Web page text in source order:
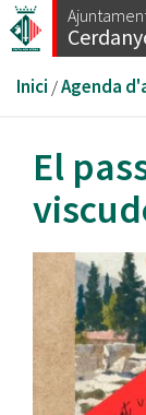
Vés
al
Esteu
aquí
Inici /Agenda
El